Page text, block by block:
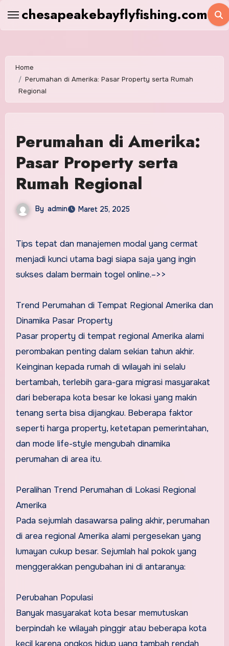
chesapeakebayflyfishing.com
Home
Perumahan di Amerika: Pasar Property serta Rumah
Regional
Perumahan di Amerika:
Pasar Property serta
Rumah Regional
By admin Maret 25, 2025
Tips tepat dan manajemen modal yang cermat
menjadi kunci utama bagi siapa saja yang ingin
sukses dalam bermain togel online.–>>
Trend Perumahan di Tempat Regional Amerika dan
Dinamika Pasar Property
Pasar property di tempat regional Amerika alami
perombakan penting dalam sekian tahun akhir.
Keinginan kepada rumah di wilayah ini selalu
bertambah, terlebih gara-gara migrasi masyarakat
dari beberapa kota besar ke lokasi yang makin
tenang serta bisa dijangkau. Beberapa faktor
seperti harga property, ketetapan pemerintahan,
dan mode life-style mengubah dinamika
perumahan di area itu.
Peralihan Trend Perumahan di Lokasi Regional
Amerika
Pada sejumlah dasawarsa paling akhir, perumahan
di area regional Amerika alami pergesekan yang
lumayan cukup besar. Sejumlah hal pokok yang
menggerakkan pengubahan ini di antaranya:
Perubahan Populasi
Banyak masyarakat kota besar memutuskan
berpindah ke wilayah pinggir atau beberapa kota
kecil karena ongkos hidup yang tambah rendah